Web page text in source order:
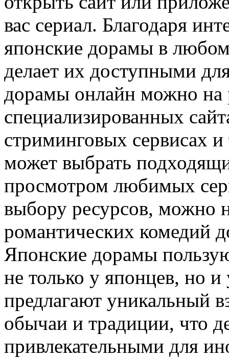
вас сериал. Благодаря
японские дорамы в
делает их доступными
дорамы онлайн можно на
специализированных
стриминговых сервисах
может выбрать
просмотром любимых
выбору ресурсов, можно
романтических комедий
Японские дорамы
не только у японцев, но
предлагают уникальный
обычаи и традиции, что
привлекательными для